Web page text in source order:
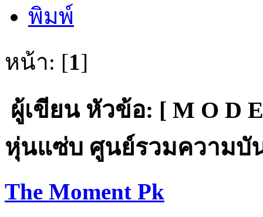
พิมพ์
หน้า: [1]
ผู้เขียนหัวข้อ: [ M O D
หุ่นแซ่บ ศูนย์รวมความบัน
The Moment Pk